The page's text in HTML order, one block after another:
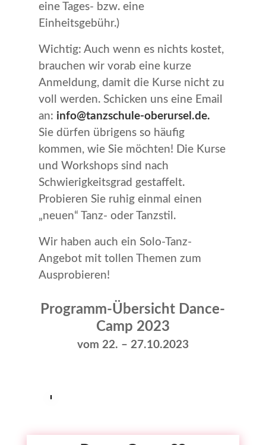
eine Tages- bzw. eine
Einheitsgebühr.)
Wichtig: Auch wenn es nichts kostet,
brauchen wir vorab eine kurze
Anmeldung, damit die Kurse nicht zu
voll werden. Schicken uns eine Email
an: info@tanzschule-oberursel.de.
Sie dürfen übrigens so häufig
kommen, wie Sie möchten! Die Kurse
und Workshops sind nach
Schwierigkeitsgrad gestaffelt.
Probieren Sie ruhig einmal einen
„neuen“ Tanz- oder Tanzstil.
Wir haben auch ein Solo-Tanz-
Angebot mit tollen Themen zum
Ausprobieren!
Programm-Übersicht Dance-
Camp 2023
vom 22. – 27.10.2023